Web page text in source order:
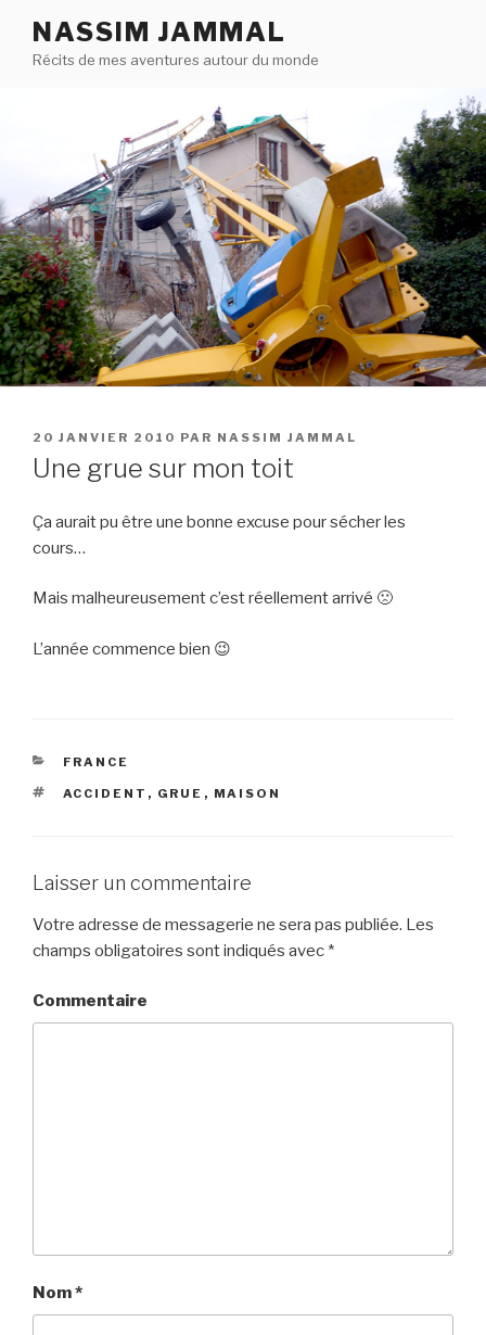
contenu
NASSIM JAMMAL
Récits de mes aventures autour du monde
PUBLIÉ
LE
20 JANVIER 2010 PAR NASSIM JAMMAL
Une grue sur mon toit
Ça aurait pu être une bonne excuse pour sécher les
cours…
Mais malheureusement c’est réellement arrivé 🙁
L’année commence bien 😉
CATÉGORIES
FRANCE
ÉTIQUETTES
ACCIDENT , GRUE , MAISON
Laisser un commentaire
Votre adresse de messagerie ne sera pas publiée. Les
champs obligatoires sont indiqués avec *
Commentaire
Nom*